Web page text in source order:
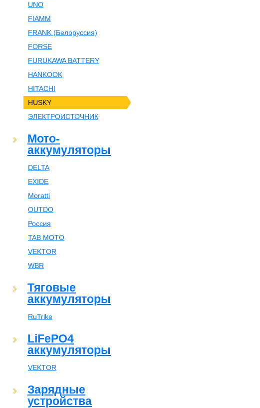
UNO
FIAMM
FRANK (Белоруссия)
FORSE
FURUKAWA BATTERY
HANKOOK
HITACHI
HUSKY
ЭЛЕКТРОИСТОЧНИК
Мото-
аккумуляторы
DELTA
EXIDE
Moratti
OUTDO
Россия
TAB MOTO
VEKTOR
WBR
Тяговые
аккумуляторы
RuTrike
LiFePO4
аккумуляторы
VEKTOR
Зарядные
устройства